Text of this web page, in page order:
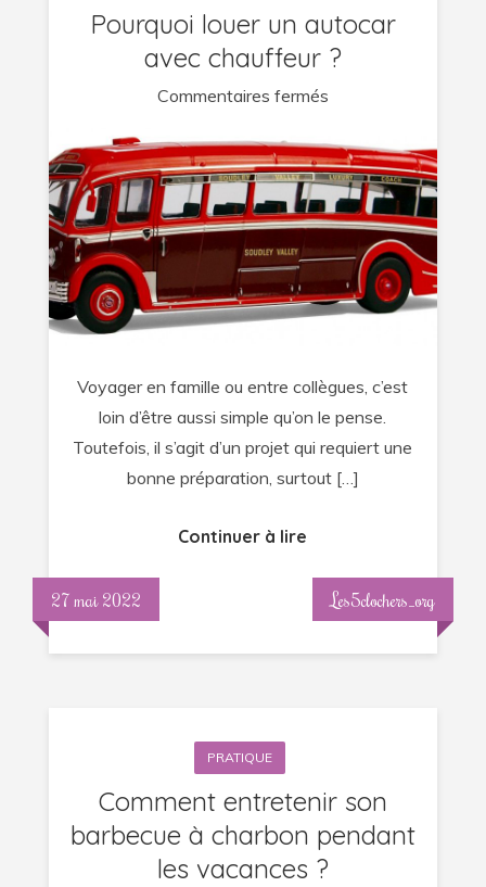
Pourquoi louer un autocar
avec chauffeur ?
Commentaires ferméssur
louer
un
autocar
avec
chauffeur
?
Voyager en famille ou entre collègues, c’est
loin d’être aussi simple qu’on le pense.
Toutefois, il s’agit d’un projet qui requiert une
bonne préparation, surtout […]
Continuer à lire
27 mai 2022 Les5clochers_org
PRATIQUE
Comment entretenir son
barbecue à charbon pendant
les vacances ?